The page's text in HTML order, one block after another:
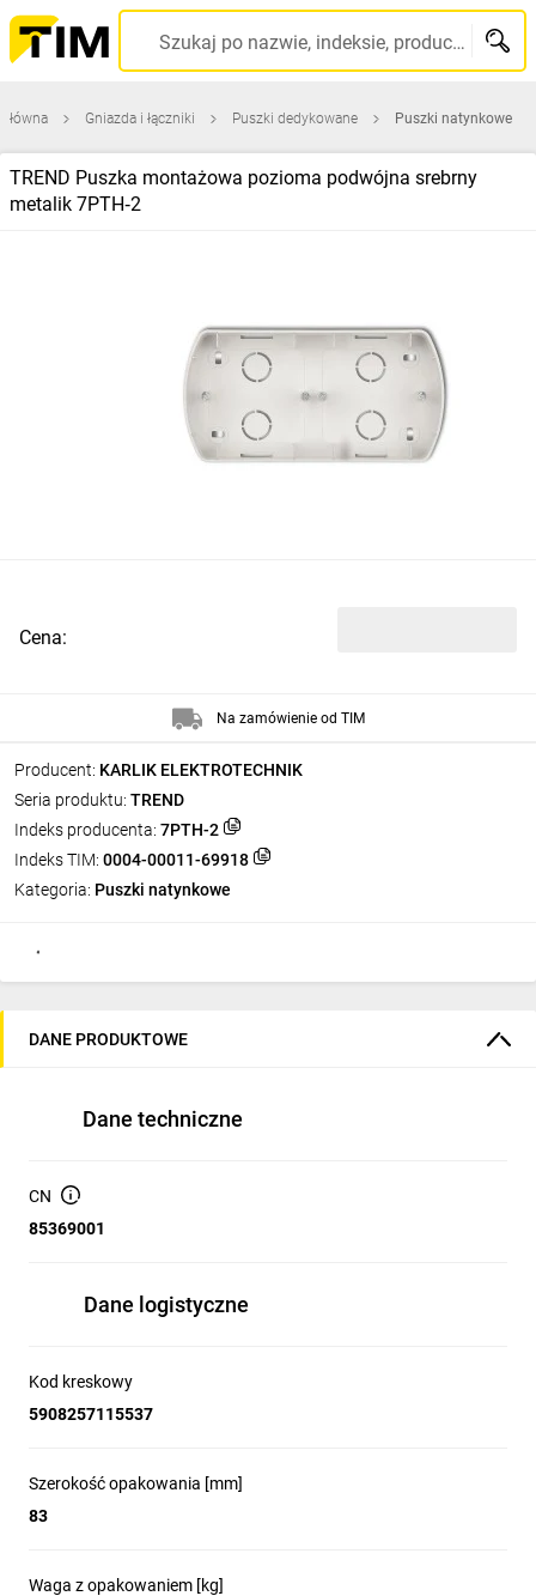
Szukaj po nazwie, indeksie, producencie, kodzie kreskowym...
Gniazda i łączniki Puszki dedykowane Puszki natynkowe
TREND Puszka montażowa pozioma podwójna srebrny
metalik 7PTH‑2
Producent: KARLIK ELEKTROTECHNIK
Seria produktu: TREND
Indeks producenta: 7PTH-2
Indeks TIM: 0004-00011-69918
Kategoria: Puszki natynkowe
Cena:
Na zamówienie od TIM
DANE PRODUKTOWE
Dane techniczne
CN
85369001
Dane logistyczne
Kod kreskowy
5908257115537
Szerokość opakowania [mm]
83
Waga z opakowaniem [kg]